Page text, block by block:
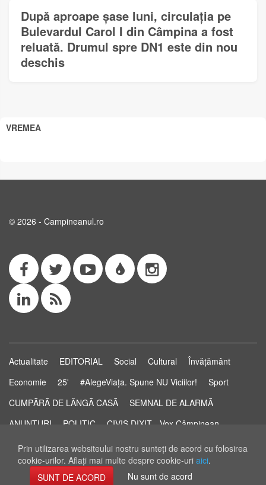
Prin utilizarea websiteului nostru sunteţi de acord cu folosirea
cookie-urilor. Aflaţi mai multe despre cookie-uri aici.
SUNT DE ACORD
Nu sunt de acord
După aproape șase luni, circulația pe
Bulevardul Carol I din Câmpina a fost
reluată. Drumul spre DN1 este din nou
deschis
VREMEA
© 2026 - Campineanul.ro
Actualitate EDITORIAL Social Cultural
Învățământ
Economie
25' #AlegeViața. Spune NU Viciilor!
Sport
CUMPĂRĂ DE LÂNGĂ CASĂ
SEMNAL DE ALARMĂ
ANUNȚURI
POLITIC
CIVIS DIXIT - Vox Câmpinean
Știri...să știi!
Pastila de Sănătate
STUDIO ELECTORAL
RSS Feed